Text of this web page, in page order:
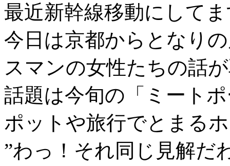
最近新幹線移動にして
今日は京都からとなり
スマンの女性たちの話
話題は今旬の「ミート
ポットや旅行でとまる
”わっ！それ同じ見解だ